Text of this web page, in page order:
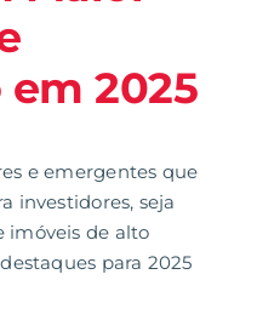
2025
e emergentes que
investidores, seja
imóveis de alto
para 2025